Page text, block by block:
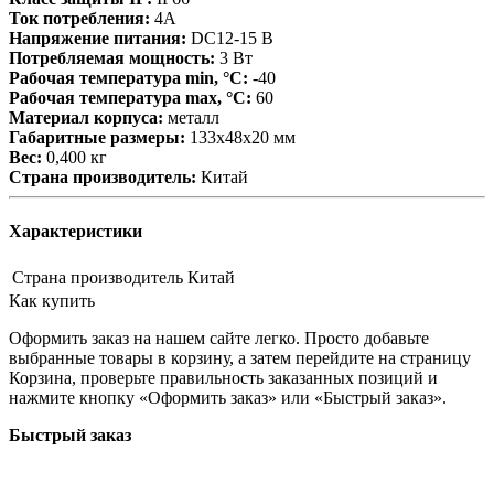
Ток потребления: 4А
Напряжение питания: DC12-15 В
Потребляемая мощность: 3 Вт
Рабочая температура min, °С: -40
Рабочая температура max, °С: 60
Материал корпуса: металл
Габаритные размеры: 133х48х20 мм
Вес: 0,400 кг
Страна производитель: Китай
Характеристики
Страна производитель Китай
Как купить
Оформить заказ на нашем сайте легко. Просто добавьте
выбранные товары в корзину, а затем перейдите на страницу
Корзина, проверьте правильность заказанных позиций и
нажмите кнопку «Оформить заказ» или «Быстрый заказ».
Быстрый заказ